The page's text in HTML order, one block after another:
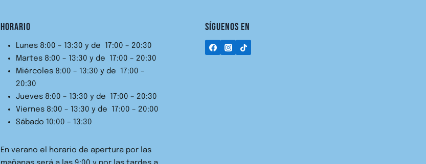
HORARIO
Lunes 8:00 – 13:30 y de 17:00 – 20:30
Martes 8:00 – 13:30 y de 17:00 – 20:30
Miércoles 8:00 – 13:30 y de 17:00 –
20:30
Jueves 8:00 – 13:30 y de 17:00 – 20:30
Viernes 8:00 – 13:30 y de 17:00 – 20:00
Sábado 10:00 – 13:30
En verano el horario de apertura por las
SÍGUENOS EN